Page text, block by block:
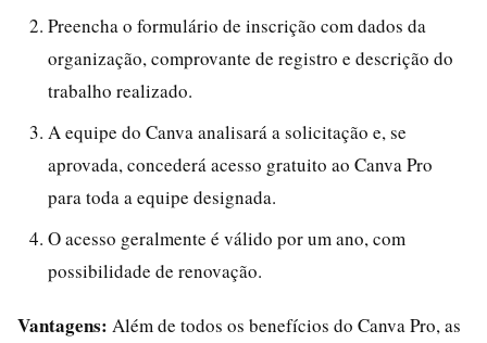
Preencha o formulário de inscrição com dados da
organização, comprovante de registro e descrição do
trabalho realizado.
A equipe do Canva analisará a solicitação e, se
aprovada, concederá acesso gratuito ao Canva Pro
para toda a equipe designada.
O acesso geralmente é válido por um ano, com
possibilidade de renovação.
Vantagens: Além de todos os benefícios do Canva Pro, as